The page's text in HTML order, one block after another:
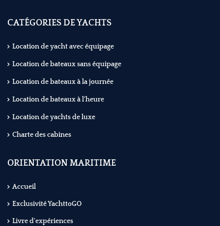
CATÉGORIES DE YACHTS
Location de yacht avec équipage
Location de bateaux sans équipage
Location de bateaux à la journée
Location de bateaux à l'heure
Location de yachts de luxe
Charte des cabines
ORIENTATION MARITIME
Accueil
Exclusivité YachttoGO
Livre d'expériences